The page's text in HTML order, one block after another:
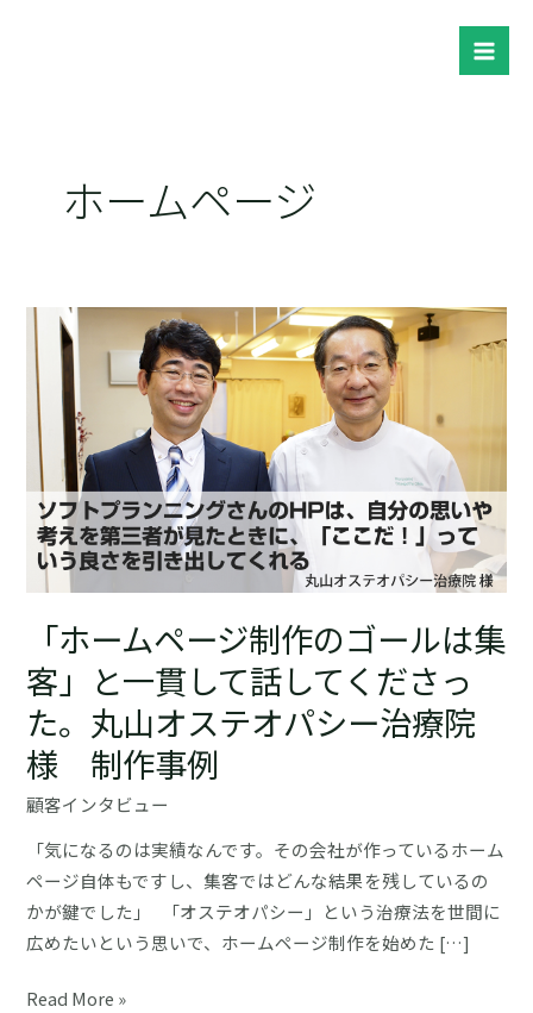
ホームページ
「ホームページ制作のゴールは集
客」と一貫して話してくださっ
た。丸山オステオパシー治療院
様 制作事例
顧客インタビュー
「気になるのは実績なんです。その会社が作っているホーム
ページ自体もですし、集客ではどんな結果を残しているの
かが鍵でした」 「オステオパシー」という治療法を世間に
広めたいという思いで、ホームページ制作を始めた […]
「ホ
Read More »